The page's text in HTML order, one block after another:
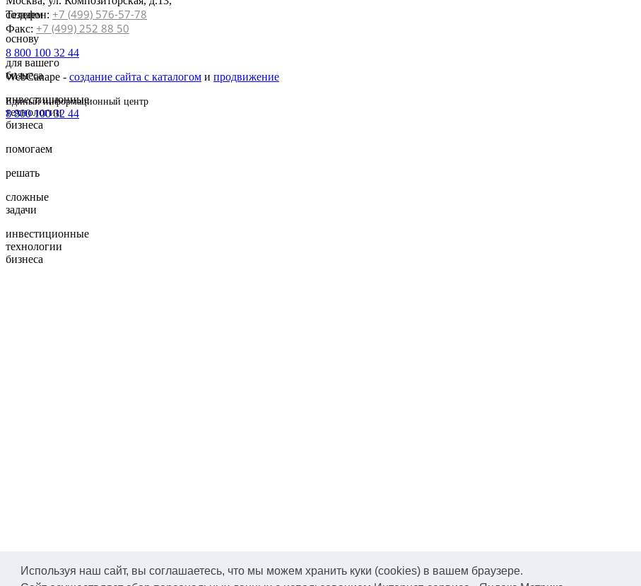
Используя наш сайт, вы соглашаетесь, что мы можем хранить куки (cookies) в вашем браузере.
создаем
основу
для вашего
бизнеса
инвестиционные
технологии
бизнеса
помогаем
решать
сложные
задачи
инвестиционные
технологии
бизнеса
Телефон: +7 (499) 576-57-78
Факс: +7 (499) 252 88 50
8 800 100 32 44
WebCanape - создание сайта с каталогом и продвижение
Единый информационный центр
8 800 100 32 44